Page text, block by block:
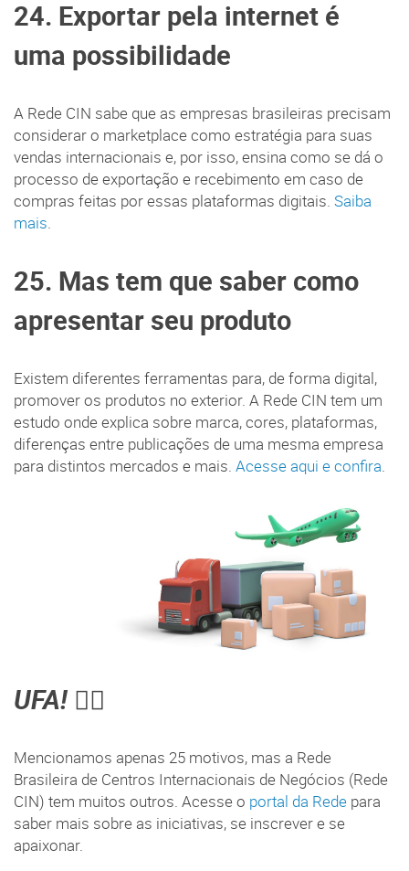
24. Exportar pela internet é
uma possibilidade
A Rede CIN sabe que as empresas brasileiras precisam
considerar o marketplace como estratégia para suas
vendas internacionais e, por isso, ensina como se dá o
processo de exportação e recebimento em caso de
compras feitas por essas plataformas digitais. Saiba
mais.
25. Mas tem que saber como
apresentar seu produto
Existem diferentes ferramentas para, de forma digital,
promover os produtos no exterior. A Rede CIN tem um
estudo onde explica sobre marca, cores, plataformas,
diferenças entre publicações de uma mesma empresa
para distintos mercados e mais. Acesse aqui e confira.
UFA! 😮‍💨
Mencionamos apenas 25 motivos, mas a Rede
Brasileira de Centros Internacionais de Negócios (Rede
CIN) tem muitos outros. Acesse o portal da Rede para
saber mais sobre as iniciativas, se inscrever e se
apaixonar.